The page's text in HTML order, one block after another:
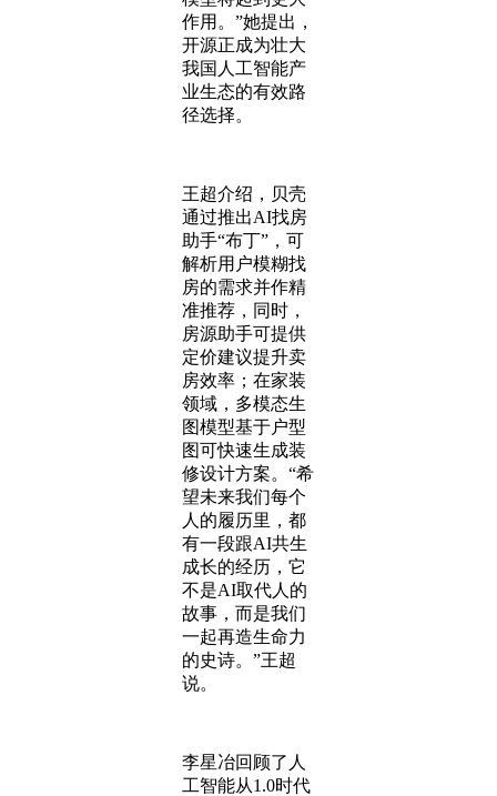
作用。”她提出，
开源正成为壮大
我国人工智能产
业生态的有效路
径选择。
王超介绍，贝壳
通过推出AI找房
助手“布丁”，可
解析用户模糊找
房的需求并作精
准推荐，同时，
房源助手可提供
定价建议提升卖
房效率；在家装
领域，多模态生
图模型基于户型
图可快速生成装
修设计方案。“希
望未来我们每个
人的履历里，都
有一段跟AI共生
成长的经历，它
不是AI取代人的
故事，而是我们
一起再造生命力
的史诗。”王超
说。
李星冶回顾了人
工智能从1.0时代